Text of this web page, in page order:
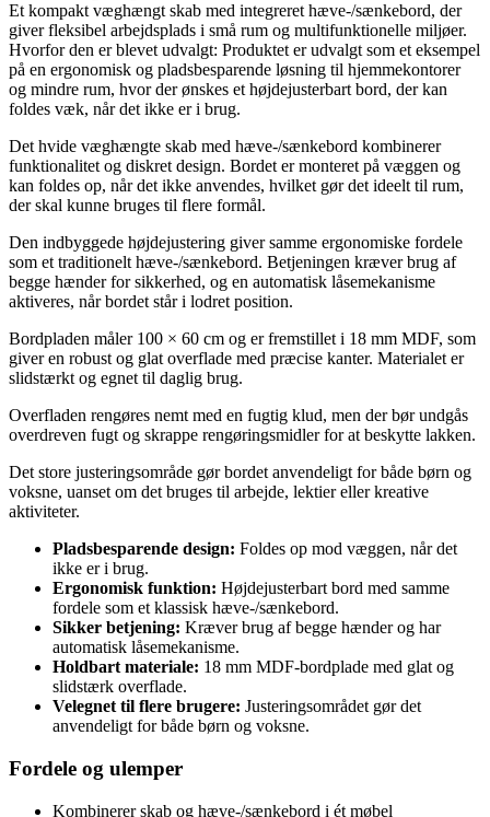
Et kompakt væghængt skab med integreret hæve-/sænkebord, der
giver fleksibel arbejdsplads i små rum og multifunktionelle miljøer.
Hvorfor den er blevet udvalgt: Produktet er udvalgt som et eksempel
på en ergonomisk og pladsbesparende løsning til hjemmekontorer
og mindre rum, hvor der ønskes et højdejusterbart bord, der kan
foldes væk, når det ikke er i brug.
Det hvide væghængte skab med hæve-/sænkebord kombinerer
funktionalitet og diskret design. Bordet er monteret på væggen og
kan foldes op, når det ikke anvendes, hvilket gør det ideelt til rum,
der skal kunne bruges til flere formål.
Den indbyggede højdejustering giver samme ergonomiske fordele
som et traditionelt hæve-/sænkebord. Betjeningen kræver brug af
begge hænder for sikkerhed, og en automatisk låsemekanisme
aktiveres, når bordet står i lodret position.
Bordpladen måler 100 × 60 cm og er fremstillet i 18 mm MDF, som
giver en robust og glat overflade med præcise kanter. Materialet er
slidstærkt og egnet til daglig brug.
Overfladen rengøres nemt med en fugtig klud, men der bør undgås
overdreven fugt og skrappe rengøringsmidler for at beskytte lakken.
Det store justeringsområde gør bordet anvendeligt for både børn og
voksne, uanset om det bruges til arbejde, lektier eller kreative
aktiviteter.
Pladsbesparende design: Foldes op mod væggen, når det
ikke er i brug.
Ergonomisk funktion: Højdejusterbart bord med samme
fordele som et klassisk hæve-/sænkebord.
Sikker betjening: Kræver brug af begge hænder og har
automatisk låsemekanisme.
Holdbart materiale: 18 mm MDF-bordplade med glat og
slidstærk overflade.
Velegnet til flere brugere: Justeringsområdet gør det
anvendeligt for både børn og voksne.
Fordele og ulemper
Kombinerer skab og hæve-/sænkebord i ét møbel